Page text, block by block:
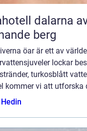
avkoppling med utsikt över
berg
öar är ett av
lockar
turkosblått
kommer vi att utforska